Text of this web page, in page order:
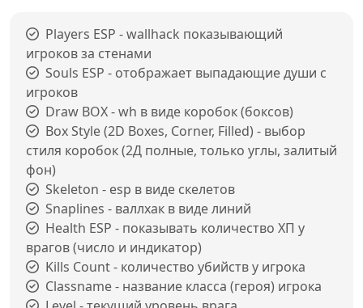
Players ESP - wallhack показывающий
игроков за стенами
Souls ESP - отображает выпадающие души с
игроков
Draw BOX - wh в виде коробок (боксов)
Box Style (2D Boxes, Corner, Filled) - выбор
стиля коробок (2Д полные, только углы, залитый
фон)
Skeleton - esp в виде скелетов
Snaplines - валлхак в виде линий
Health ESP - показывать количество ХП у
врагов (число и индикатор)
Kills Count - количество убийств у игрока
Classname - название класса (героя) игрока